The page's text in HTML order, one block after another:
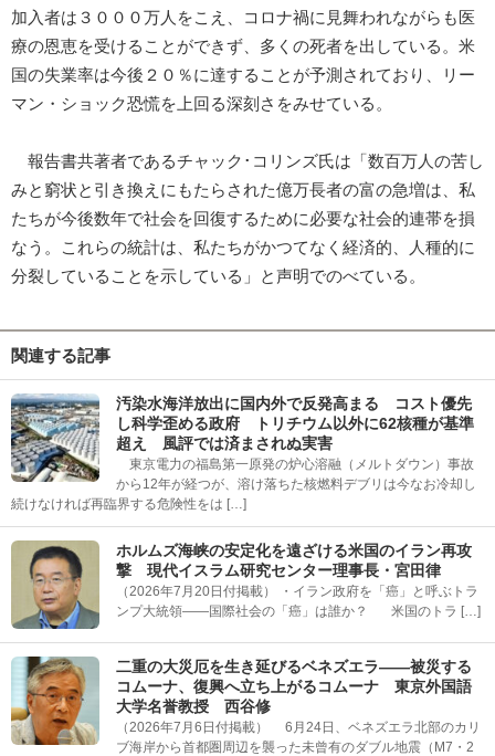
加入者は３０００万人をこえ、コロナ禍に見舞われながらも医
療の恩恵を受けることができず、多くの死者を出している。米
国の失業率は今後２０％に達することが予測されており、リー
マン・ショック恐慌を上回る深刻さをみせている。
報告書共著者であるチャック･コリンズ氏は「数百万人の苦し
みと窮状と引き換えにもたらされた億万長者の富の急増は、私
たちが今後数年で社会を回復するために必要な社会的連帯を損
なう。これらの統計は、私たちがかつてなく経済的、人種的に
分裂していることを示している」と声明でのべている。
関連する記事
汚染水海洋放出に国内外で反発高まる コスト優先
し科学歪める政府 トリチウム以外に62核種が基準
超え 風評では済まされぬ実害
東京電力の福島第一原発の炉心溶融（メルトダウン）事故
から12年が経つが、溶け落ちた核燃料デブリは今なお冷却し
続けなければ再臨界する危険性をは […]
ホルムズ海峡の安定化を遠ざける米国のイラン再攻
撃 現代イスラム研究センター理事長・宮田律
（2026年7月20日付掲載） ・イラン政府を「癌」と呼ぶトラ
ンプ大統領――国際社会の「癌」は誰か？ 米国のトラ […]
二重の大災厄を生き延びるベネズエラ――被災する
コムーナ、復興へ立ち上がるコムーナ 東京外国語
大学名誉教授 西谷修
（2026年7月6日付掲載） 6月24日、ベネズエラ北部のカリ
ブ海岸から首都圏周辺を襲った未曾有のダブル地震（M7・2